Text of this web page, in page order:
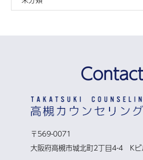
Contact
〒569-0071
大阪府高槻市城北町2丁目4-4 K